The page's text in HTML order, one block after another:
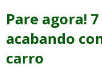
Pare agora!
acabando
carro